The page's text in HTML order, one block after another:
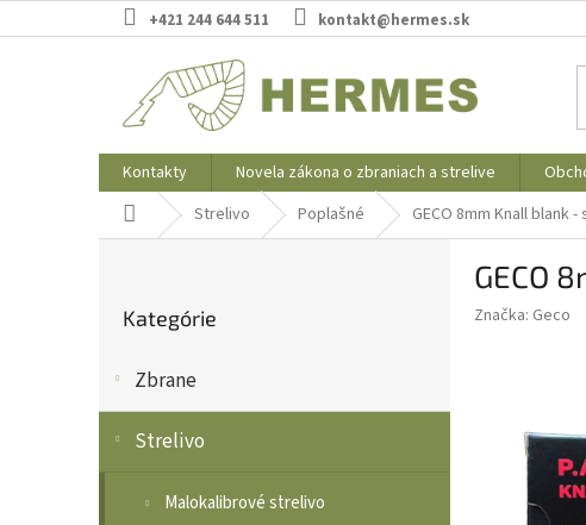
na
+421 244 644 511 kontakt@hermes.sk
Kontakty Novela zákona o zbraniach a strelive
DomovStrelivo Poplašné GECO 8mm Knall blank
a
kategórie
Kategórie
Zbrane
Strelivo
Malokalibrové strelivo
GECO
Značka: Geco